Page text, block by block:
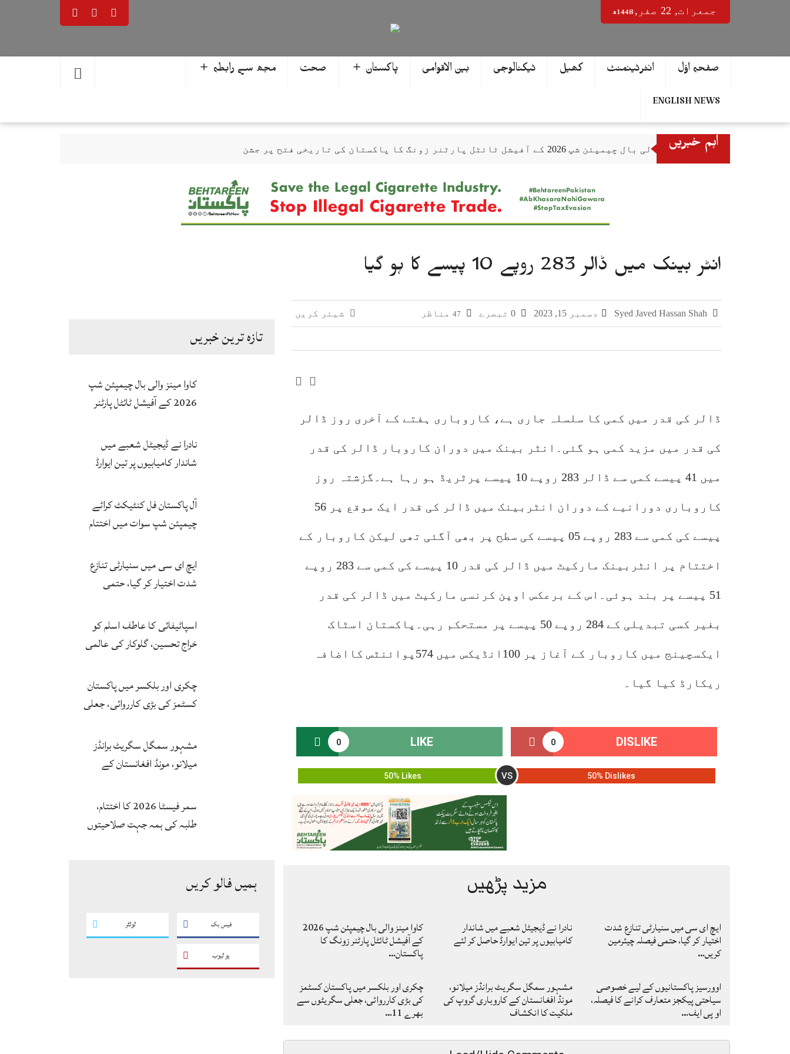
جمعرات‬‮, 22 صفر‬, 1448ھ
صفحہ اوّل انٹرٹینمنٹ کھیل ٹیکنالوجی بین الاقوامی پاکستان ＋ صحت مجھ سے رابطہ ＋
ENGLISH NEWS
اہم خبریں
کاوا مینز والی بال چیمپئن شپ 2026 کے آفیشل ٹائٹل پارٹنر زونگ کا پاکستان کی تاریخی فتح پر جشن
آل پاکستان فل کنٹیکٹ کراٹے چیمپئن شپ سوات میں اختتام پزیر
ایچ ای سی میں سنیارٹی تنازع شدت اختیار کر گیا، حتمی فیصلہ چیئرمین کریں گے
اسپاٹیفائی کا عاطف اسلم کو خراج تحسین، گلوکار کی عالمی مقبولیت کا معترف
مشہور سمگل سگریٹ برانڈز میلانو، مونڈ افغانستان کے کاروباری گروپ کی ملکیت کا انکشاف
اوورسیز پاکستانیوں کے لیے خصوصی سیاحتی پیکجز متعارف کرانے کا فیصلہ، او پی ایف اور موون پک سینٹورس اسلام آباد کے درمیان
مفاہمتی یادداشت پر دستخط
پی سی سی آر کی کنوینر ڈاکٹر نکہت شکیل کا بجٹ تقریر میں تمباکو پر زیادہ ٹیکس عائد کرنے کا مطالبہتازہ ترین خبریں
کاوا مینز والی بال چیمپئن شپ
2026 کے آفیشل ٹائٹل پارٹنر
فتح پر جشن
نادرا نے ڈیجیٹل شعبے میں
شاندار کامیابیوں پر تین ایوارڈ
آل پاکستان فل کنٹیکٹ کراٹے
چیمپئن شپ سوات میں اختتام
ایچ ای سی میں سنیارٹی تنازع
شدت اختیار کر گیا، حتمی
اسپاٹیفائی کا عاطف اسلم کو
خراج تحسین، گلوکار کی عالمی
چکری اور بلکسر میں پاکستان
کسٹمز کی بڑی کارروائی، جعلی
ضبط
مشہور سمگل سگریٹ برانڈز
میلانو، مونڈ افغانستان کے
انکشاف
سمر فیسٹا 2026 کا اختتام،
طلبہ کی ہمہ جہت صلاحیتوں
ہمیں فالو کریں
فیس بک ٹوئٹر
یو ٹیوب
انٹر بینک میں ڈالر 283 روپے 10 پیسے کا ہو گیا
شیئر کریں Syed Javed Hassan Shah دسمبر 15, 2023 47 مناظر
ڈالر کی قدر میں کمی کا سلسلہ جاری ہے، کاروباری ہفتے کے آخری روز ڈالر
کی قدر میں مزید کمی ہو گئی۔انٹر بینک میں دوران کاروبار ڈالر کی قدر
میں 41 پیسے کمی سے ڈالر 283 روپے 10 پیسے پرٹریڈ ہو رہا ہے۔گزشتہ روز
کاروباری دورانیے کے دوران انٹربینک میں ڈالر کی قدر ایک موقع پر 56
پیسے کی کمی سے 283 روپے 05 پیسے کی سطح پر بھی آگئی تھی لیکن کاروبار کے
اختتام پر انٹربینک مارکیٹ میں ڈالر کی قدر 10 پیسے کی کمی سے 283 روپے
51 پیسے پر بند ہوئی۔اس کے برعکس اوپن کرنسی مارکیٹ میں ڈالر کی قدر
بغیر کسی تبدیلی کے 284 روپے 50 پیسے پر مستحکم رہی۔پاکستان اسٹاک
ایکسچینج میں کاروبار کے آغاز پر 100انڈیکس میں 574پوائنٹس کااضافہ
ریکارڈ کیا گیا۔
0 LIKE 0 DISLIKE
50% Likes VS 50% Dislikes
مزید پڑھیں
کاوا مینز والی بال چیمپئن شپ 2026
کے آفیشل ٹائٹل پارٹنر زونگ کا
پاکستان…
نادرا نے ڈیجیٹل شعبے میں شاندار
کامیابیوں پر تین ایوارڈ حاصل کر لئے
ایچ ای سی میں سنیارٹی تنازع شدت
اختیار کر گیا، حتمی فیصلہ چیئرمین
کریں…
چکری اور بلکسر میں پاکستان کسٹمز
کی بڑی کارروائی، جعلی سگریٹوں سے
بھرے 11…
مشہور سمگل سگریٹ برانڈز میلانو،
مونڈ افغانستان کے کاروباری گروپ کی
ملکیت کا انکشاف
اوورسیز پاکستانیوں کے لیے خصوصی
سیاحتی پیکجز متعارف کرانے کا فیصلہ،
او پی ایف…